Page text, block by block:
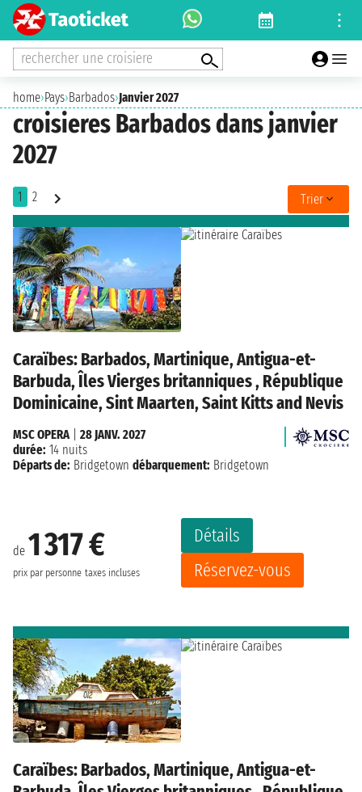
rechercher une croisiere
home›Pays›Barbados›Janvier 2027
croisieres Barbados dans janvier
2027
1 2 Trier
Caraïbes: Barbados, Martinique, Antigua-et-
Barbuda, Îles Vierges britanniques , République
Dominicaine, Sint Maarten, Saint Kitts and Nevis
de 1 317 €
prix par personne taxes incluses
Détails
Réservez-vous
MSC OPERA
28 JANV. 2027
durée: 14 nuits
Départs de: Bridgetown débarquement: Bridgetown
Caraïbes: Barbados, Martinique, Antigua-et-